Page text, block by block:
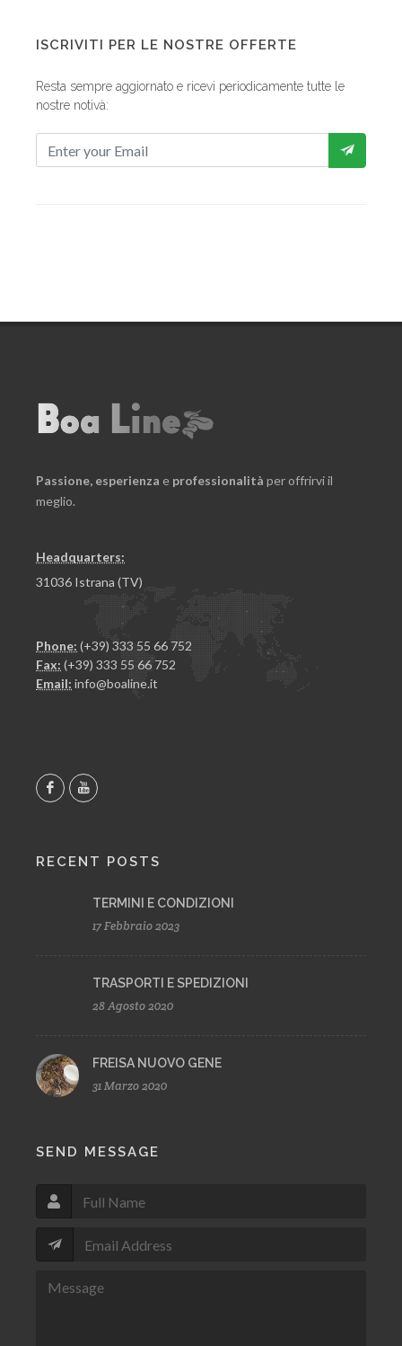
ISCRIVITI PER LE NOSTRE OFFERTE
Resta sempre aggiornato e ricevi periodicamente tutte le
nostre notivà:
Passione, esperienza e professionalità per offrirvi il
meglio.
Headquarters:
31036 Istrana (TV)
Phone: (+39) 333 55 66 752
Fax: (+39) 333 55 66 752
Email: info@boaline.it
RECENT POSTS
TERMINI E CONDIZIONI
17 Febbraio 2023
TRASPORTI E SPEDIZIONI
28 Agosto 2020
FREISA NUOVO GENE
31 Marzo 2020
SEND MESSAGE